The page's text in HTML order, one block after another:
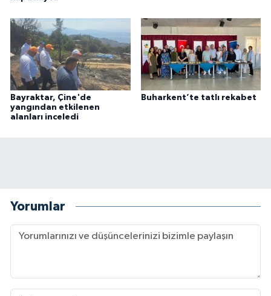
Bayraktar, Çine'de
yangından etkilenen
alanları inceledi
Buharkent’te tatlı rekabet
Yorumlar